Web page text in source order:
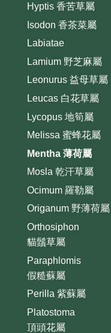
Hyptis 香苦草屬
Isodon 香茶菜屬
Labiatae
Lamium 野芝麻屬
Leonurus 益母草屬
Leucas 白花草屬
Lycopus 地筍屬
Melissa 蜜蜂花屬
Mentha 薄荷屬
Mosla 乾汗草屬
Ocimum 羅勒屬
Origanum 野薄荷屬
Orthosiphon
貓鬚草屬
Paraphlomis
假糙蘇屬
Perilla 紫蘇屬
Platostoma
頂頭花屬
國立台灣大學生態學
歡迎引用本網站資料
【台灣植物資訊整合查
https://tai2.ntu.edu.tw。
且不得有收取資料查詢
如需商業使用，請聯繫